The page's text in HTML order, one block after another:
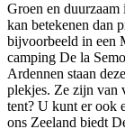
Groen en
kan betekenen dan
bijvoorbeeld in een
camping De la
Ardennen staan
plekjes. Ze zijn van
tent? U kunt er ook
ons Zeeland biedt